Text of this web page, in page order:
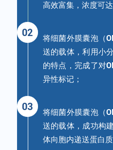
高效富集，浓度可
02
将细菌外膜囊泡（
送的载体，利用小
的特点，完成了对
异性标记；
03
将细菌外膜囊泡（
送的载体，成功构
体向胞内递送蛋白质